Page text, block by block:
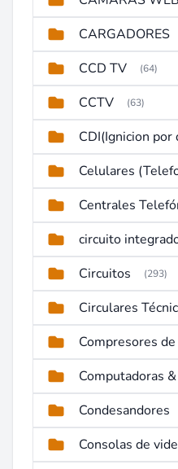
CARGADORES
CCD TV (64)
CCTV (63)
Celulares
Centrales
circuito
Circuitos (293)
Circulares
Compresores
Computadoras
Condesandores
Consolas de